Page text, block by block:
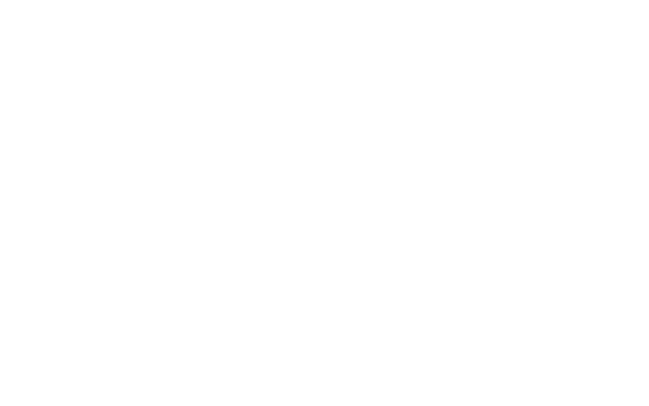
centroamericano
con actividades en Bogotá y Guasca